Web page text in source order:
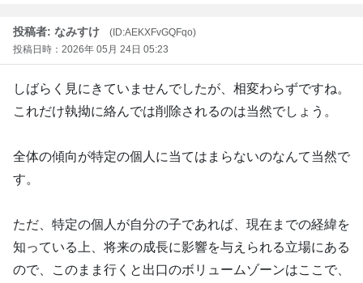
投稿者: なみすけ
(ID:AEKXFvGQFqo)
投稿日時：2026年 05月 24日 05:23
しばらく見にきていませんでしたが、相変わらずですね。
これだけ執拗に絡んでは削除されるのは当然でしょう。
全体の傾向が特定の個人に当てはまらないのなんて当然で
す。
ただ、特定の個人が自分の子であれば、現在までの経緯を
知っている上、将来の成長に影響を与えられる立場にある
ので、このまま行くと出口のボリュームゾーンはここで、